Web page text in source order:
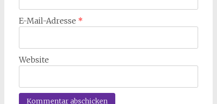
E-Mail-Adresse *
Website